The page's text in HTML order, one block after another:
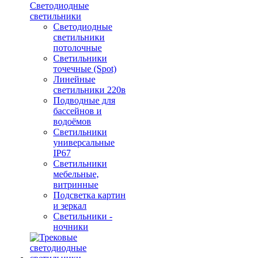
Светодиодные
светильники
Светодиодные
светильники
потолочные
Светильники
точечные (Spot)
Линейные
светильники 220в
Подводные для
бассейнов и
водоёмов
Светильники
универсальные
IP67
Светильники
мебельные,
витринные
Подсветка картин
и зеркал
Светильники -
ночники